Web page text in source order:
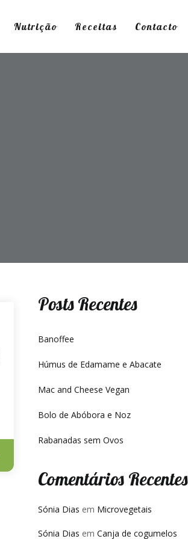
Nutrição Receitas Contacto
Posts Recentes
Banoffee
Húmus de Edamame e Abacate
Mac and Cheese Vegan
Bolo de Abóbora e Noz
Rabanadas sem Ovos
Comentários Recentes
Sónia Dias em Microvegetais
Sónia Dias em Canja de cogumelos